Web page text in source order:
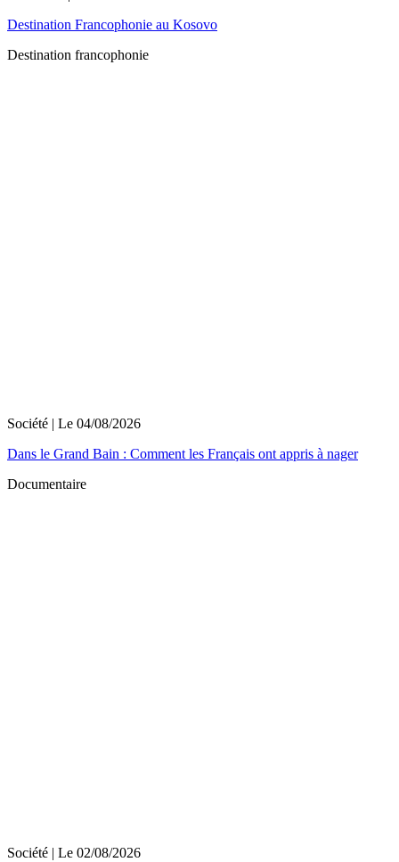
Destination Francophonie au Kosovo
Destination francophonie
Société | Le 04/08/2026
Dans le Grand Bain : Comment les Français ont appris à nager
Documentaire
Société | Le 02/08/2026